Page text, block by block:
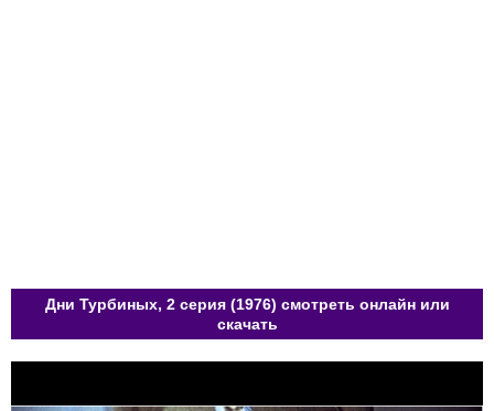
Дни Турбиных, 2 серия (1976) смотреть онлайн или
скачать